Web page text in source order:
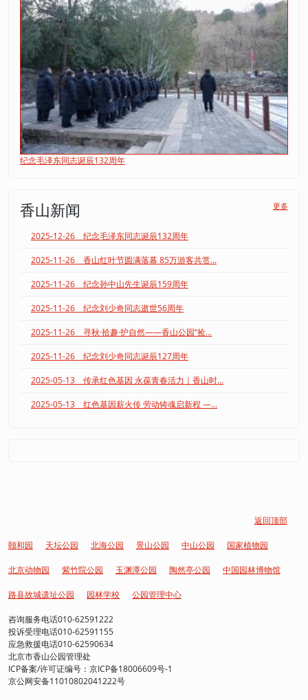
纪念毛泽东同志诞辰132周年
香山新闻 更多
2025-12-26 纪念毛泽东同志诞辰132周年
2025-11-26 香山红叶节圆满落幕 85万游客共赏...
2025-11-26 纪念孙中山先生诞辰159周年
2025-11-26 纪念刘少奇同志逝世56周年
2025-11-26 寻秋·拾趣·护自然——香山公园“捡...
2025-11-26 纪念刘少奇同志诞辰127周年
2025-05-13 传承红色基因 永葆青春活力｜香山时...
2025-05-13 红色基因薪火传 劳动铸魂启新程 —...
返回顶部
颐和园 天坛公园 北海公园 景山公园 中山公园 国家植物园
北京动物园 紫竹院公园 玉渊潭公园 陶然亭公园 中国园林博物馆
路县故城遗址公园 园林学校 公园管理中心
咨询服务电话010-62591222
投诉受理电话010-62591155
应急救援电话010-62590634
北京市香山公园管理处
ICP备案/许可证编号：京ICP备18006609号-1
京公网安备11010802041222号